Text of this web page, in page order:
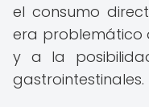
el consumo
era problemático
y a la
gastrointestinales.